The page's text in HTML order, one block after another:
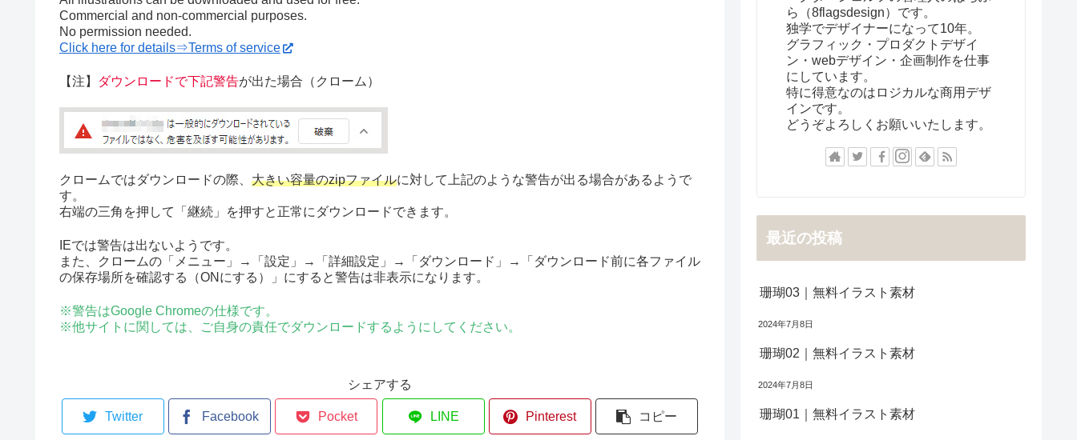
Commercial and non-commercial purposes.
No permission needed.
Click here for details⇒Terms of service
【注】 ダウンロードで下記警告が出た場合（クローム）
クロームではダウンロードの際、 大きい容量のzipファイルに対して上記のような警告が出る場合があるようで
す。
右端の三角を押して「継続」を押すと正常にダウンロードできます。
IEでは警告は出ないようです。
また、クロームの「メニュー」→「設定」→「詳細設定」→「ダウンロード」→「ダウンロード前に各ファイル
の保存場所を確認する（ONにする）」にすると警告は非表示になります。
※警告はGoogle Chromeの仕様です。
※他サイトに関しては、ご自身の責任でダウンロードするようにしてください。
シェアする
Twitter Facebook Pocket LINE Pinterest コピー
ら（8flagsdesign）です。
独学でデザイナーになって10年。
グラフィック・プロダクトデザイ
ン・webデザイン・企画制作を仕事
にしています。
特に得意なのはロジカルな商用デザ
インです。
どうぞよろしくお願いいたします。
最近の投稿
珊瑚03｜無料イラスト素材
2024年7月8日
珊瑚02｜無料イラスト素材
2024年7月8日
珊瑚01｜無料イラスト素材